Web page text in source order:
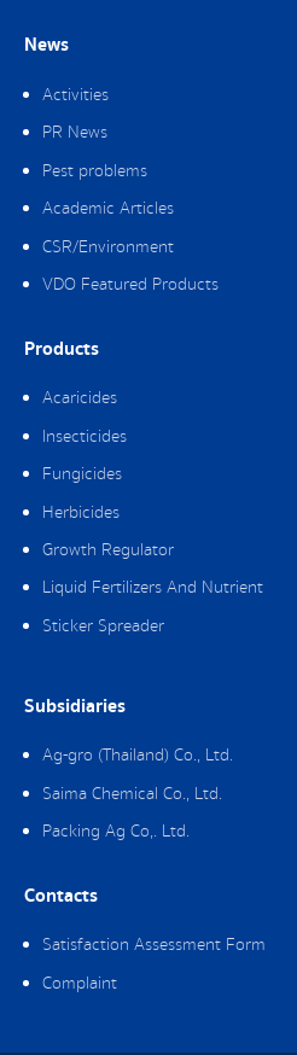
News
Activities
PR News
Pest problems
Academic Articles
CSR/Environment
VDO Featured Products
Products
Acaricides
Insecticides
Fungicides
Herbicides
Growth Regulator
Liquid Fertilizers And Nutrient
Sticker Spreader
Subsidiaries
Ag-gro (Thailand) Co., Ltd.
Saima Chemical Co., Ltd.
Packing Ag Co,. Ltd.
Contacts
Satisfaction Assessment Form
Complaint